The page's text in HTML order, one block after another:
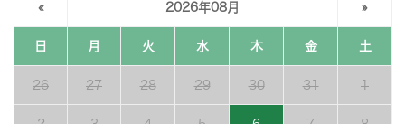
« 2026年08月 »
日 月 火 水 木 金 土
26 27 28 29 30 31 1